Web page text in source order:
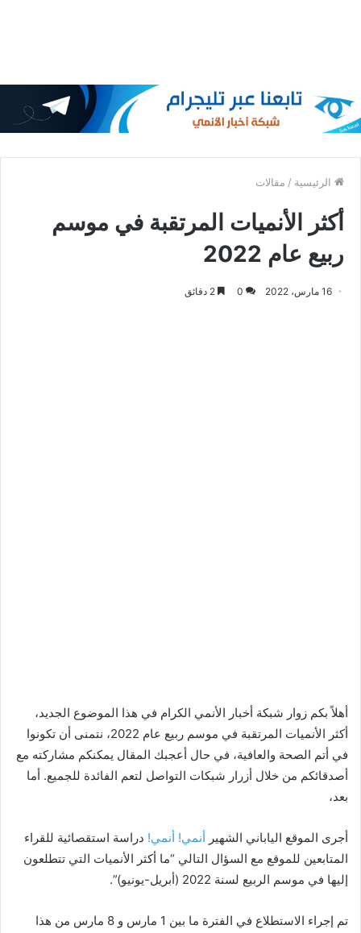
الرئيسية / مقالات
أكثر الأنميات المرتقبة في موسم
ربيع عام 2022
16 مارس، 2022 0
أهلاً بكم زوار شبكة أخبار الأنمي الكرام في هذا الموضوع الجديد،
أكثر الأنميات المرتقبة في موسم ربيع عام 2022، نتمنى أن تكونوا
في أتم الصحة والعافية، في حال أعجبك المقال يمكنكم مشاركته مع
أصدقائكم من خلال أزرار شبكات التواصل لتعم الفائدة للجميع. أما
بعد،
أجرى الموقع الياباني الشهير أنمي! أنمي! دراسة استقصائية للقراء
المتابعين للموقع مع السؤال التالي “ما أكثر الأنميات التي تتطلعون
إليها في موسم الربيع لسنة 2022 (أبريل-يونيو)”.
تم إجراء الاستطلاع في الفترة ما بين 1 مارس و 8 مارس من هذا